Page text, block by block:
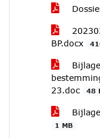
BP.docx
23.doc
48
1 MB